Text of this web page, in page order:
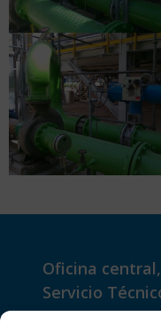
Oficina
Servicio